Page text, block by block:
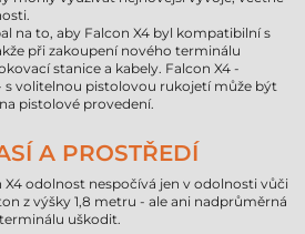
na to, aby Falcon X4 byl kompatibilní s
při zakoupení nového terminálu
stanice a kabely. Falcon X4 -
s volitelnou pistolovou rukojetí může být
pistolové provedení.
A PROSTŘEDÍ
odolnost nespočívá jen v odolnosti vůči
z výšky 1,8 metru - ale ani nadprůměrná
uškodit.